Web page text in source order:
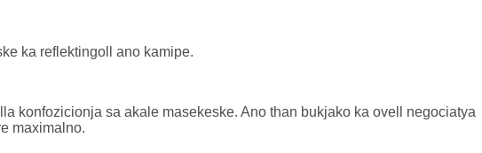
ka reflektingoll ano kamipe.
konfozicionja sa akale masekeske. Ano than bukjako ka ovell negociatya
maximalno.